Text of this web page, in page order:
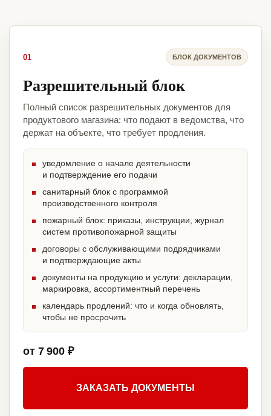
01 БЛОК ДОКУМЕНТОВ
Разрешительный блок
Полный список разрешительных документов для
продуктового магазина: что подают в ведомства, что
держат на объекте, что требует продления.
уведомление о начале деятельности
и подтверждение его подачи
санитарный блок с программой
производственного контроля
пожарный блок: приказы, инструкции, журнал
систем противопожарной защиты
договоры с обслуживающими подрядчиками
и подтверждающие акты
документы на продукцию и услуги: декларации,
маркировка, ассортиментный перечень
календарь продлений: что и когда обновлять,
чтобы не просрочить
от 7 900 ₽
ЗАКАЗАТЬ ДОКУМЕНТЫ